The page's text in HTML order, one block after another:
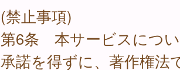
(禁止事項)
第6条 本サービスにつ
承諾を得ずに、著作権法